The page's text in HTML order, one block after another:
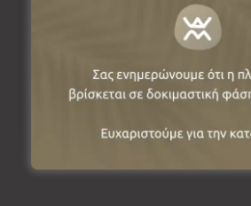
Λόχμη, 51100, Γρεβενά,